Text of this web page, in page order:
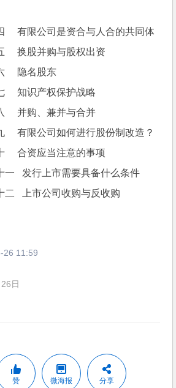
有限公司是资合与人合的共同体
换股并购与股权出资
隐名股东
知识产权保护战略
并购、兼并与合并
有限公司如何进行股份制改造？
合资应当注意的事项
发行上市需要具备什么条件
上市公司收购与反收购
26 11:59
日
赞 微海报 分享